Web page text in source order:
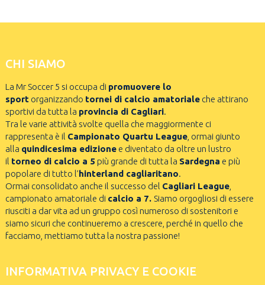
CHI SIAMO
La Mr Soccer 5 si occupa di promuovere lo
sportorganizzando tornei di calcio amatorialeche attirano
sportivi da tutta la provincia di Cagliari.
Tra le varie attività svolte quella che maggiormente ci
rappresenta è il Campionato Quartu League, ormai giunto
alla quindicesima edizionee diventato da oltre un lustro
il torneo di calcio a 5 più grande di tutta la Sardegna e più
popolare di tutto l’hinterland cagliaritano.
Ormai consolidato anche il successo del Cagliari League,
campionato amatoriale di calcio a 7. Siamo orgogliosi di essere
riusciti a dar vita ad un gruppo così numeroso di sostenitori e
siamo sicuri che continueremo a crescere, perché in quello che
facciamo, mettiamo tutta la nostra passione!
INFORMATIVA PRIVACY E COOKIE